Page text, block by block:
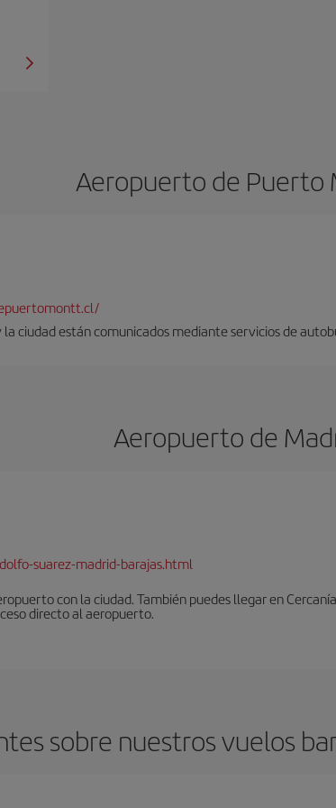
Aeropuerto de Puerto
ciudad están comunicados mediante servicios de
Aeropuerto de
suarez-madrid-barajas.html
con la ciudad. También puedes llegar en
directo al aeropuerto.
sobre nuestros vuelos